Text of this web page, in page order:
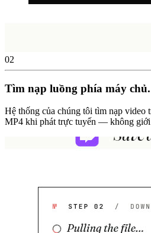
02
Tìm nạp luồng phía máy chủ.
Hệ thống của chúng tôi tìm nạp
MP4 khi phát trực tuyến — không giới